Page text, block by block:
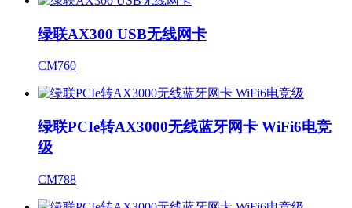
绿联AX300 USB无线网卡
CM760
绿联PCIe转AX3000无线蓝牙网卡 WiFi6电竞
级
CM788